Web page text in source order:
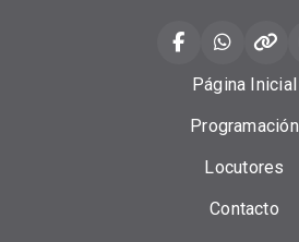
Página Inicial
Programación
Locutores
Contacto